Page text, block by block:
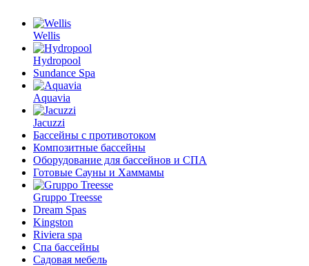
Wellis
Hydropool
Sundance Spa
Aquavia
Jacuzzi
Бассейны с противотоком
Композитные бассейны
Оборудование для бассейнов и СПА
Готовые Сауны и Хаммамы
Gruppo Treesse
Dream Spas
Kingston
Riviera spa
Спа бассейны
Садовая мебель